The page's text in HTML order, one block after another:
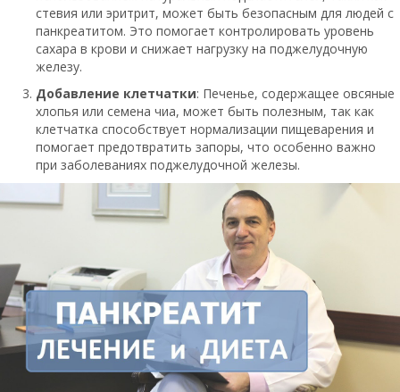
стевия или эритрит, может быть безопасным для людей с
панкреатитом. Это помогает контролировать уровень
сахара в крови и снижает нагрузку на поджелудочную
железу.
Добавление клетчатки: Печенье, содержащее овсяные
хлопья или семена чиа, может быть полезным, так как
клетчатка способствует нормализации пищеварения и
помогает предотвратить запоры, что особенно важно
при заболеваниях поджелудочной железы.